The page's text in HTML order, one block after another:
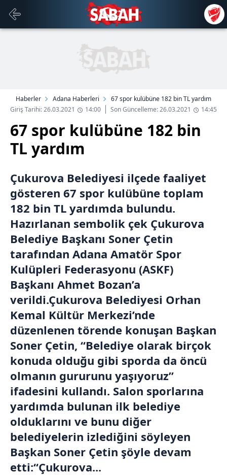
Haberler Adana Haberleri
67 spor kulübüne 182 bin TL yardım
Giriş Tarihi: 26.03.2021
14:00 Son Güncelleme: 26.03.2021 14:45
67 spor kulübüne 182 bin
TL yardım
Çukurova Belediyesi ilçede faaliyet
gösteren 67 spor kulübüne toplam
182 bin TL yardımda bulundu.
Hazırlanan sembolik çek Çukurova
Belediye Başkanı Soner Çetin
tarafından Adana Amatör Spor
Kulüpleri Federasyonu (ASKF)
Başkanı Ahmet Bozan’a
verildi.Çukurova Belediyesi Orhan
Kemal Kültür Merkezi’nde
düzenlenen törende konuşan Başkan
Soner Çetin, “Belediye olarak birçok
konuda olduğu gibi sporda da öncü
olmanın gururunu yaşıyoruz”
ifadesini kullandı. Salon sporlarına
yardımda bulunan ilk belediye
olduklarını ve bunu diğer
belediyelerin izlediğini söyleyen
Başkan Soner Çetin şöyle devam
etti:“Çukurova...